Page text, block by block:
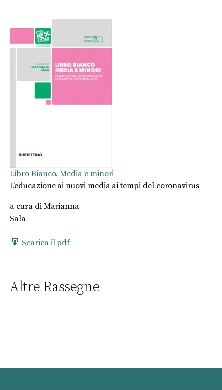
Libro Bianco. Media e minori
L'educazione ai nuovi media ai tempi del coronavirus
a cura di Marianna
Sala
Scarica il pdf
Altre Rassegne